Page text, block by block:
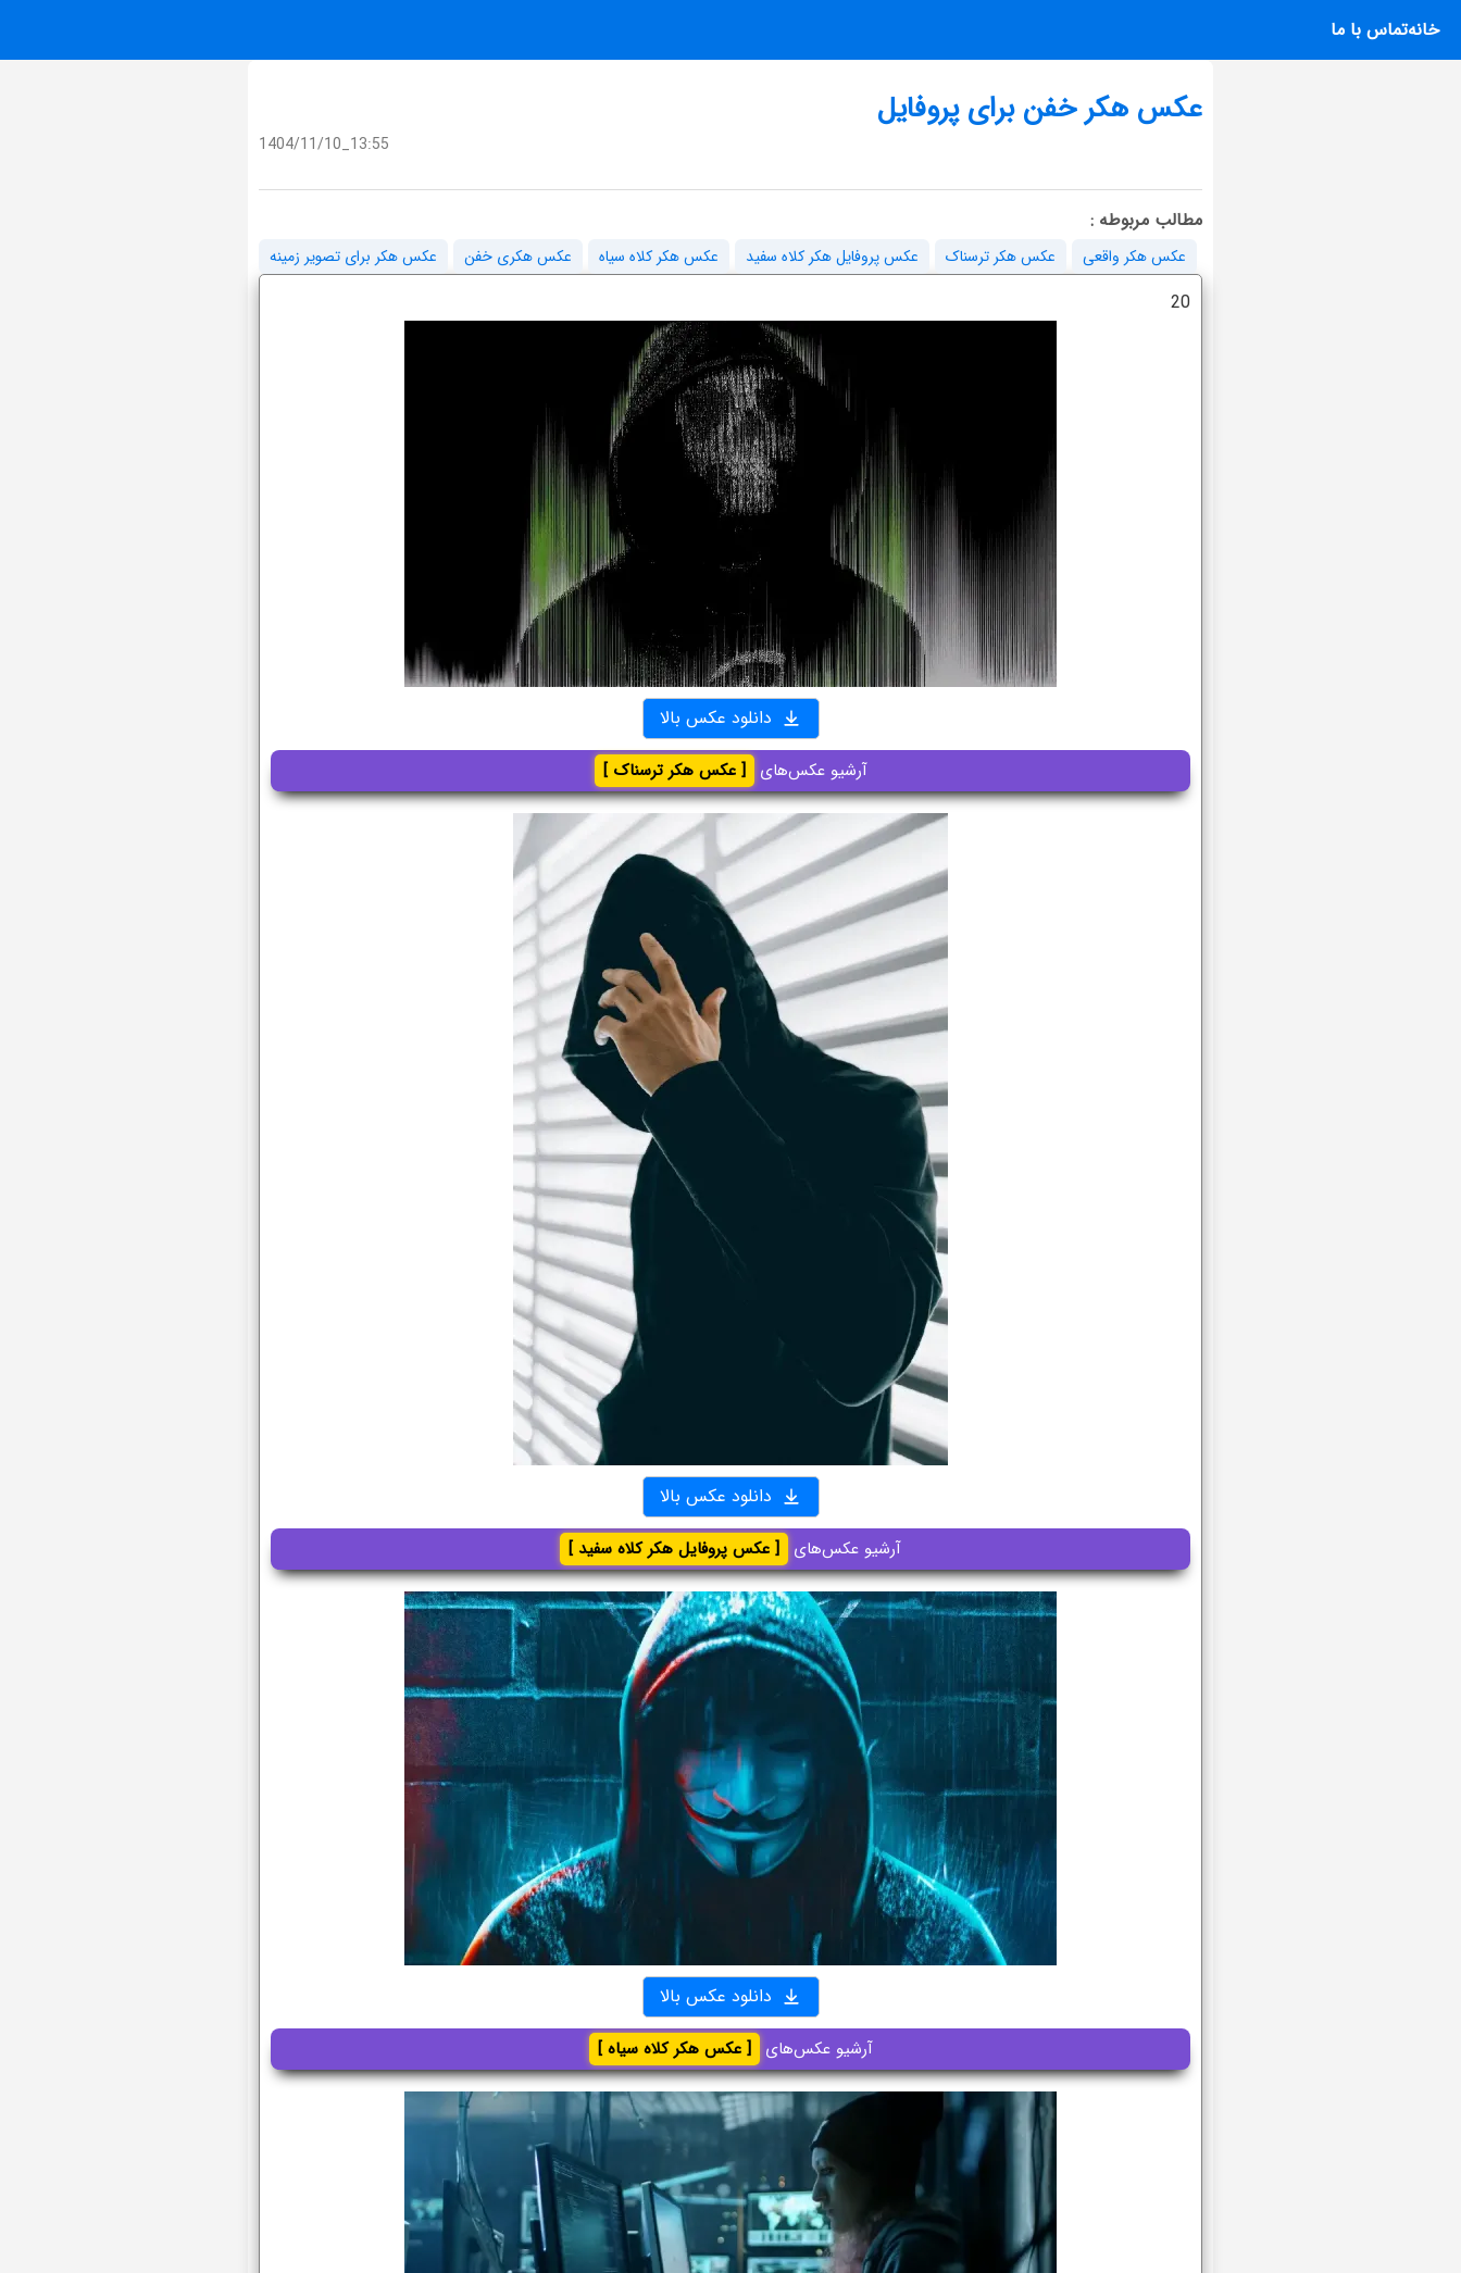
خانهتماس با ما
عکس هکر خفن برای پروفایل
1404/11/10_13:55
مطالب مربوطه :
عکس هکر واقعی عکس هکر ترسناک عکس پروفایل هکر کلاه سفید عکس هکر کلاه سیاه عکس هکری خفن عکس هکر برای تصویر زمینه
20
دانلود عکس بالا
آرشیو عکس‌های [ عکس هکر ترسناک ]
دانلود عکس بالا
آرشیو عکس‌های [ عکس پروفایل هکر کلاه سفید ]
دانلود عکس بالا
آرشیو عکس‌های [ عکس هکر کلاه سیاه ]